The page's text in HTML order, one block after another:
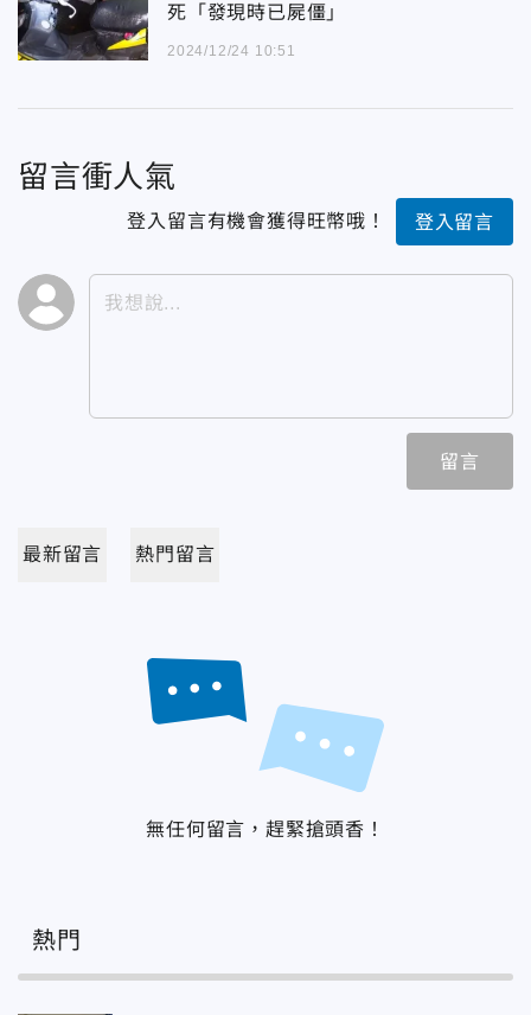
死「發現時已屍僵」
2024/12/24 10:51
留言衝人氣
登入留言有機會獲得旺幣哦！ 登入留言
留言
最新留言 熱門留言
無任何留言，趕緊搶頭香！
熱門